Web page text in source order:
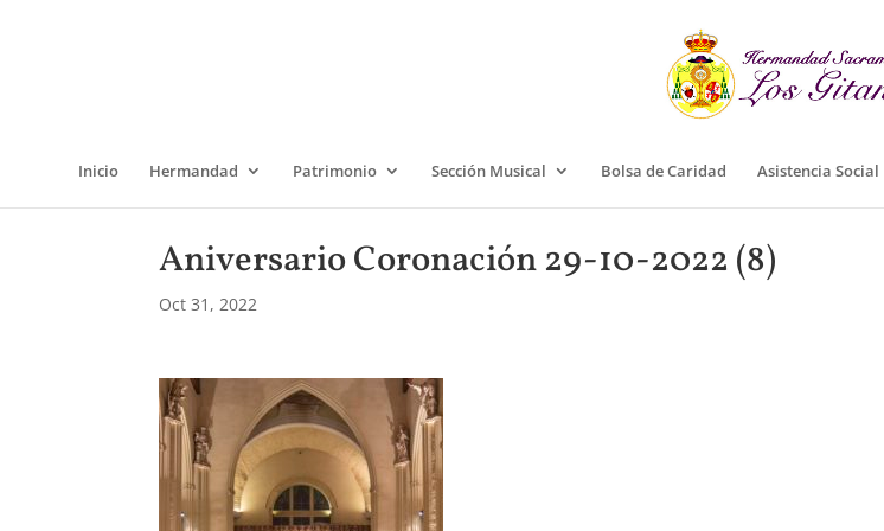
Inicio Hermandad Patrimonio Sección Musical Bolsa de Caridad Asistencia Social
Aniversario Coronación 29-10-2022 (8)
Oct 31, 2022